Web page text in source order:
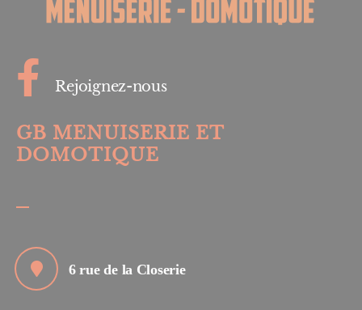
Rejoignez-nous
GB MENUISERIE ET
DOMOTIQUE
6 rue de la Closerie